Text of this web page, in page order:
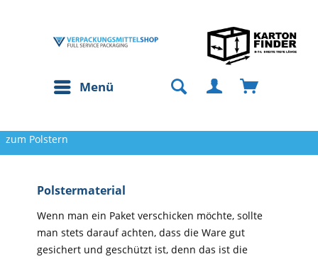
Menü
zum Polstern
Polstermaterial
Wenn man ein Paket verschicken möchte, sollte
man stets darauf achten, dass die Ware gut
gesichert und geschützt ist, denn das ist die